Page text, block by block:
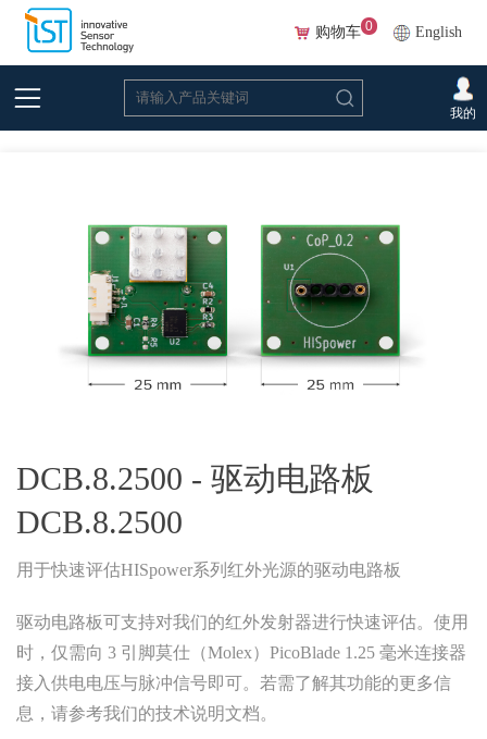
English
购物车 0
我的
首页 >红外光源> 光源配件 >DCB.8.2500 - 驱动电路板
DCB.8.2500 - 驱动电路板
DCB.8.2500
用于快速评估HISpower系列红外光源的驱动电路板
驱动电路板可支持对我们的红外发射器进行快速评估。使用
时，仅需向 3 引脚莫仕（Molex）PicoBlade 1.25 毫米连接器
接入供电电压与脉冲信号即可。若需了解其功能的更多信
息，请参考我们的技术说明文档。